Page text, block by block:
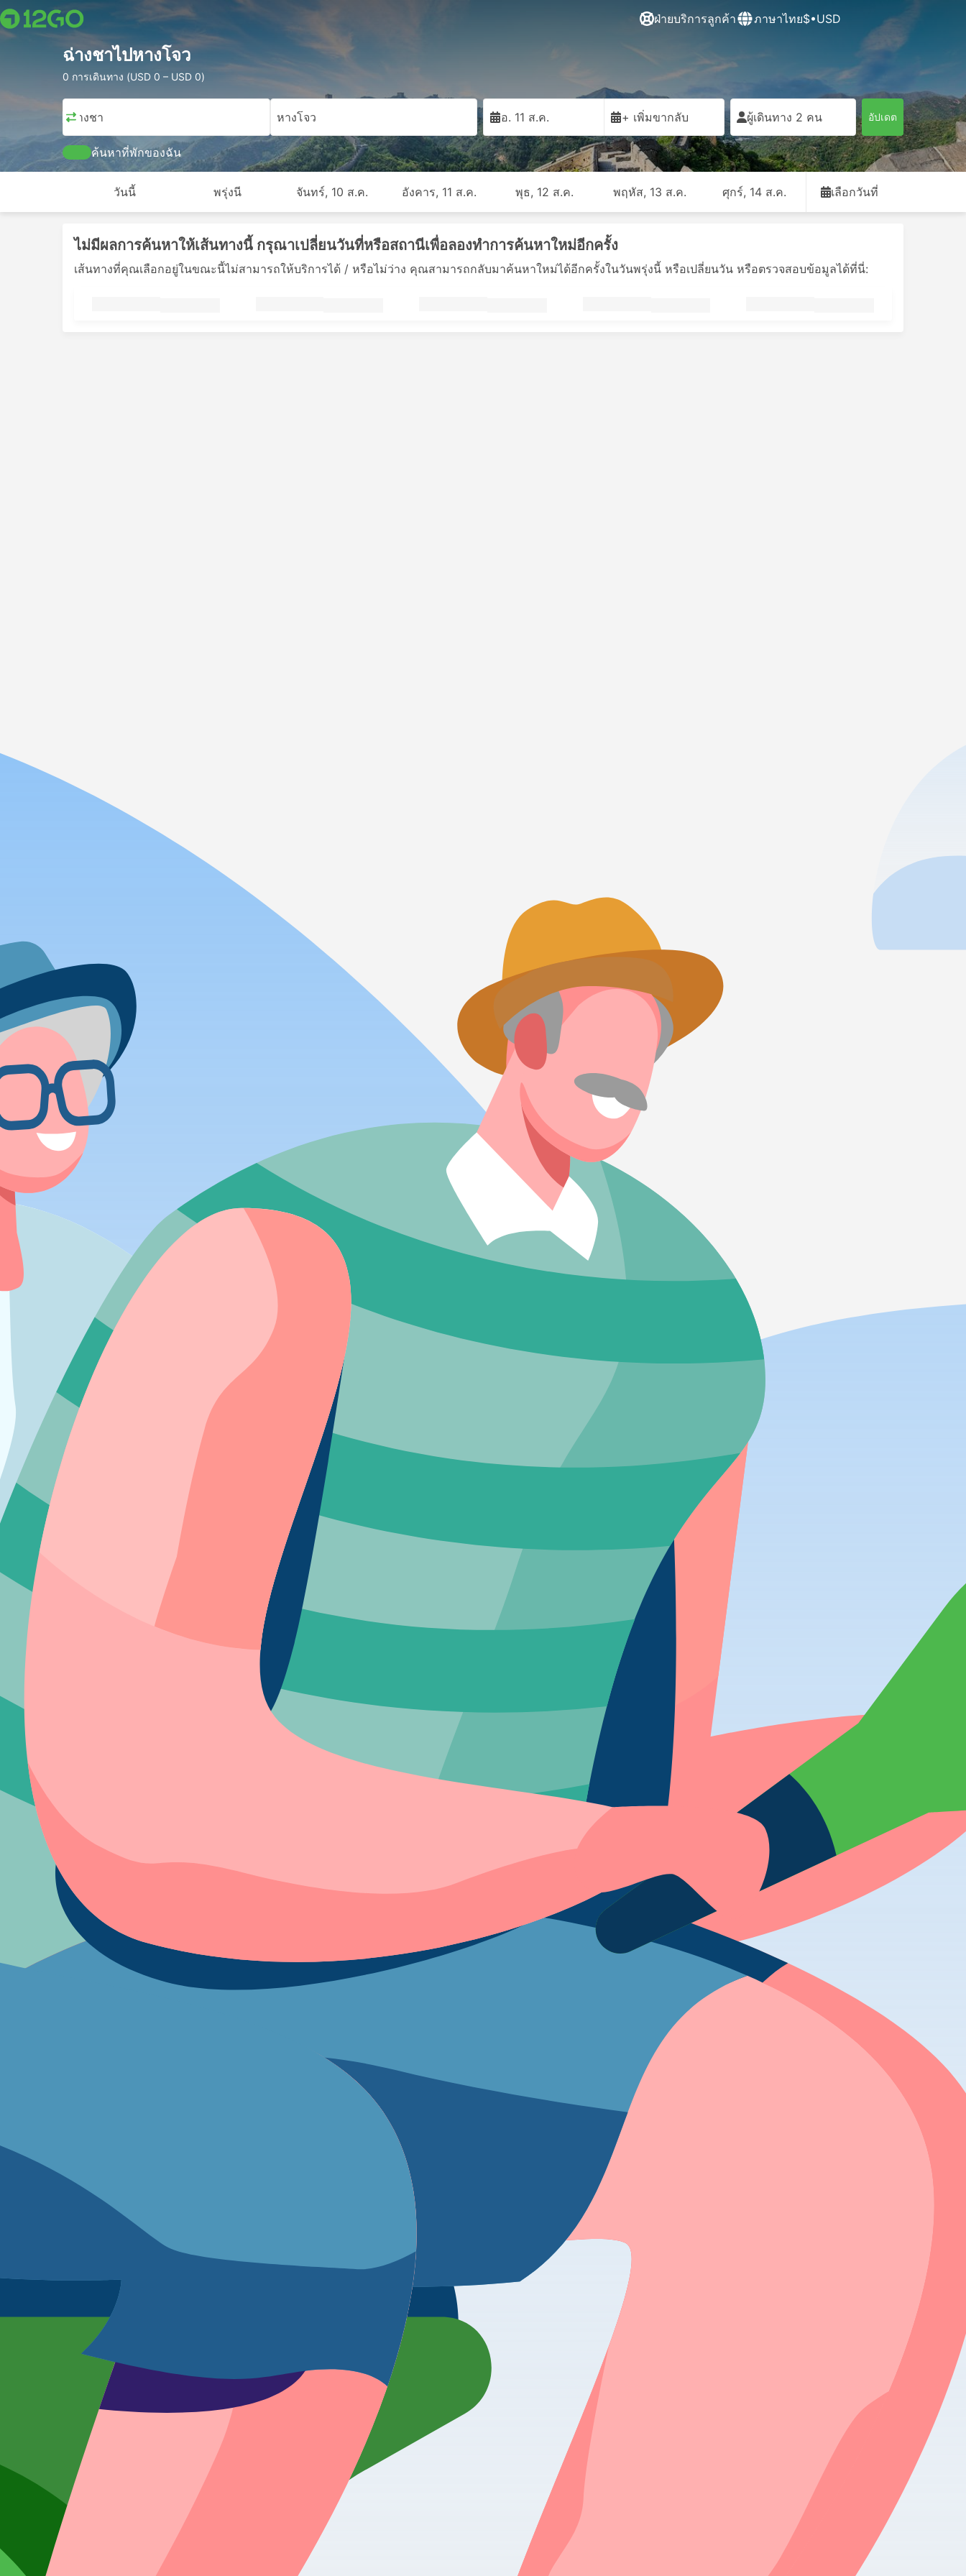
ฝ่ายบริการลูกค้า ภาษาไทย$•USD
ฉ่างชาไปหางโจว
0 การเดินทาง (USD 0 – USD 0)
ฉ่างชา หางโจว อ. 11 ส.ค. + เพิ่มขากลับ ผู้เดินทาง 2 คน อัปเดต
ค้นหาที่พักของฉัน
วันนี้ พรุ่งนี จันทร์, 10 ส.ค. อังคาร, 11 ส.ค. พุธ, 12 ส.ค. พฤหัส, 13 ส.ค. ศุกร์, 14 ส.ค. เลือกวันที่
ไม่มีผลการค้นหาให้เส้นทางนี้ กรุณาเปลี่ยนวันที่หรือสถานีเพื่อลองทำการค้นหาใหม่อีกครั้ง
เส้นทางที่คุณเลือกอยู่ในขณะนี้ไม่สามารถให้บริการได้ / หรือไม่ว่าง คุณสามารถกลับมาค้นหาใหม่ได้อีกครั้งในวันพรุ่งนี้ หรือเปลี่ยนวัน หรือตรวจสอบข้อมูลได้ที่นี่: